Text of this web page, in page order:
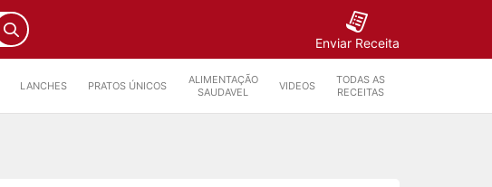
Enviar Receita
LANCHES PRATOS ÚNICOS
ALIMENTAÇÃO
SAUDAVEL
VIDEOS
TODAS AS
RECEITAS